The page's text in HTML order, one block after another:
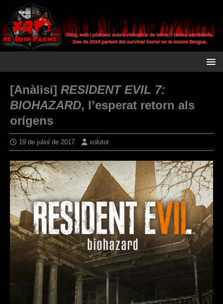
[Anàlisi] RESIDENT EVIL 7:
BIOHAZARD, l’esperat retorn als
orígens
19 de juliol de 2017 xolutot